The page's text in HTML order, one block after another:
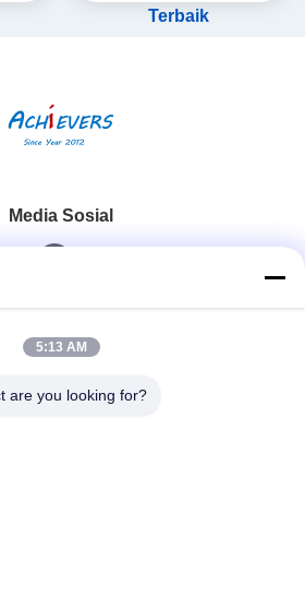
Terbaik
Media Sosial
Kontak Cepat
5:13 AM
are you looking for?